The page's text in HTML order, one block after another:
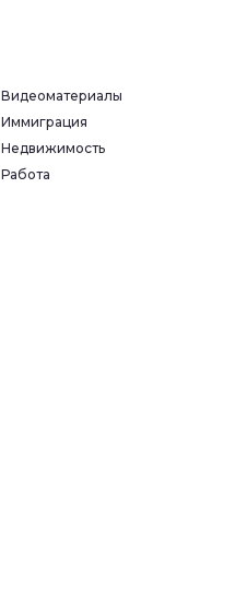
Видеоматериалы
Иммиграция
Недвижимость
Работа